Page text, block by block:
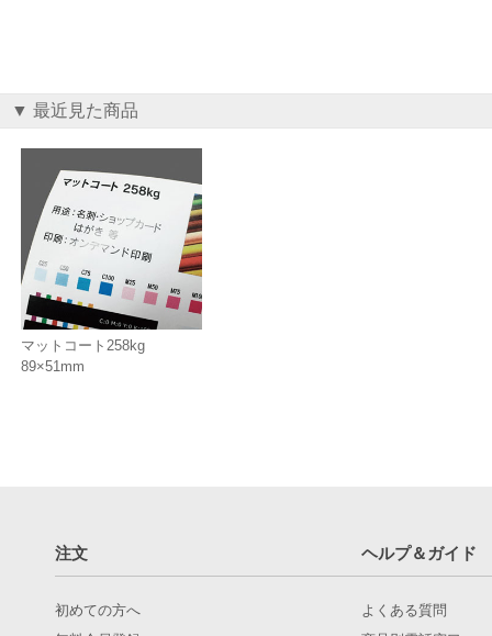
▼ 最近見た商品
マットコート258kg
89×51mm
注文 ヘルプ＆ガイド
初めての方へ
よくある質問